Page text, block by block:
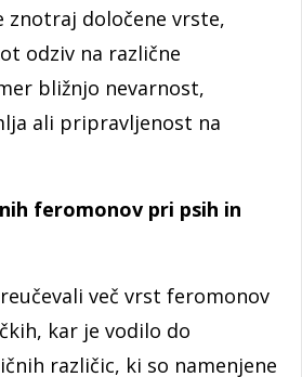
znotraj določene vrste,
odziv na različne
bližnjo nevarnost,
ali pripravljenost na
feromonov pri psih in
več vrst feromonov
kar je vodilo do
različic, ki so namenjene